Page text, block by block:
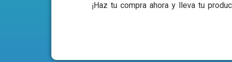
¡Haz tu compra ahora y lleva tu